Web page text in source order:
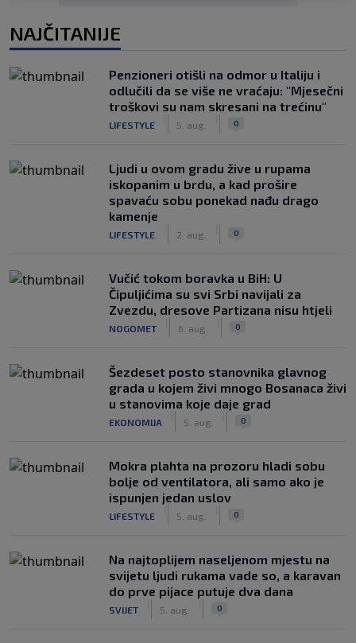
NAJČITANIJE
Penzioneri otišli na odmor u Italiju i
odlučili da se više ne vraćaju: "Mjesečni
troškovi su nam skresani na trećinu"
LIFESTYLE 5. aug. 0
Ljudi u ovom gradu žive u rupama
iskopanim u brdu, a kad prošire
spavaću sobu ponekad nađu drago
kamenje
LIFESTYLE 2. aug. 0
Vučić tokom boravka u BiH: U
Čipuljićima su svi Srbi navijali za
Zvezdu, dresove Partizana nisu htjeli
NOGOMET 6. aug. 0
Šezdeset posto stanovnika glavnog
grada u kojem živi mnogo Bosanaca živi
u stanovima koje daje grad
EKONOMIJA 5. aug. 0
Mokra plahta na prozoru hladi sobu
bolje od ventilatora, ali samo ako je
ispunjen jedan uslov
LIFESTYLE 5. aug. 0
Na najtoplijem naseljenom mjestu na
svijetu ljudi rukama vade so, a karavan
do prve pijace putuje dva dana
SVIJET 5. aug. 0